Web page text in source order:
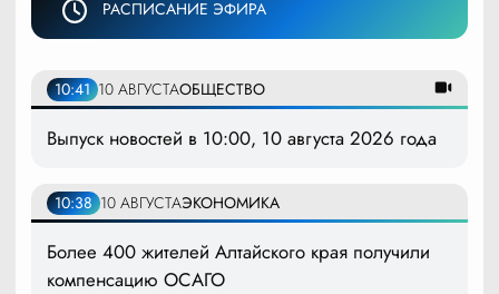
РАСПИСАНИЕ ЭФИРА
10:41 10 АВГУСТАОБЩЕСТВО
Выпуск новостей в 10:00, 10 августа 2026 года
10:38 10 АВГУСТАЭКОНОМИКА
Более 400 жителей Алтайского края получили
компенсацию ОСАГО